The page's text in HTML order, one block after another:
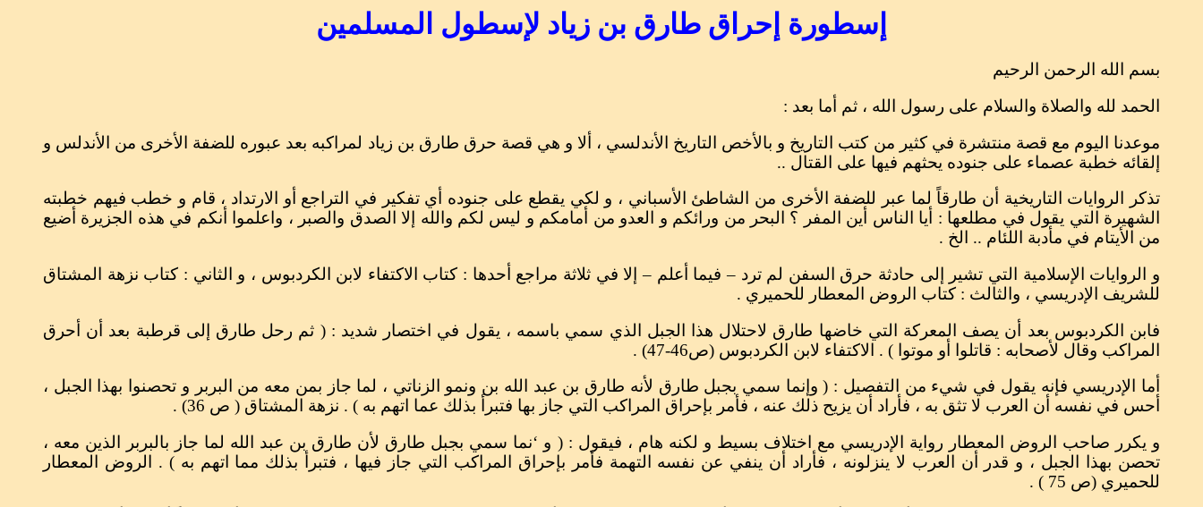
إسطورة إحراق طارق بن زياد لإسطول المسلمين
بسم الله الرحمن الرحيم
الحمد لله والصلاة والسلام على رسول الله ، ثم أما بعد :
موعدنا اليوم مع قصة منتشرة في كثير من كتب التاريخ و بالأخص التاريخ الأندلسي ، ألا و هي قصة حرق طارق بن زياد لمراكبه بعد عبوره للضفة الأخرى من الأندلس و
إلقائه خطبة عصماء على جنوده يحثهم فيها على القتال ..
تذكر الروايات التاريخية أن طارقاً لما عبر للضفة الأخرى من الشاطئ الأسباني ، و لكي يقطع على جنوده أي تفكير في التراجع أو الارتداد ، قام و خطب فيهم خطبته
الشهيرة التي يقول في مطلعها : أيا الناس أين المفر ؟ البحر من ورائكم و العدو من أمامكم و ليس لكم والله إلا الصدق والصبر ، واعلموا أنكم في هذه الجزيرة أضيع
من الأيتام في مأدبة اللئام .. الخ .
و الروايات الإسلامية التي تشير إلى حادثة حرق السفن لم ترد – فيما أعلم – إلا في ثلاثة مراجع أحدها : كتاب الاكتفاء لابن الكردبوس ، و الثاني : كتاب نزهة المشتاق
للشريف الإدريسي ، والثالث : كتاب الروض المعطار للحميري .
فابن الكردبوس بعد أن يصف المعركة التي خاضها طارق لاحتلال هذا الجبل الذي سمي باسمه ، يقول في اختصار شديد : ( ثم رحل طارق إلى قرطبة بعد أن أحرق
المراكب وقال لأصحابه : قاتلوا أو موتوا ) . الاكتفاء لابن الكردبوس (ص46-47) .
أما الإدريسي فإنه يقول في شيء من التفصيل : ( وإنما سمي بجبل طارق لأنه طارق بن عبد الله بن ونمو الزناتي ، لما جاز بمن معه من البربر و تحصنوا بهذا الجبل ،
أحس في نفسه أن العرب لا تثق به ، فأراد أن يزيح ذلك عنه ، فأمر بإحراق المراكب التي جاز بها فتبرأ بذلك عما اتهم به ) . نزهة المشتاق ( ص 36) .
و يكرر صاحب الروض المعطار رواية الإدريسي مع اختلاف بسيط و لكنه هام ، فيقول : ( و ‘نما سمي بجبل طارق لأن طارق بن عبد الله لما جاز بالبربر الذين معه ،
تحصن بهذا الجبل ، و قدر أن العرب لا ينزلونه ، فأراد أن ينفي عن نفسه التهمة فأمر بإحراق المراكب التي جاز فيها ، فتبرأ بذلك مما اتهم به ) . الروض المعطار
للحميري (ص 75 ) .